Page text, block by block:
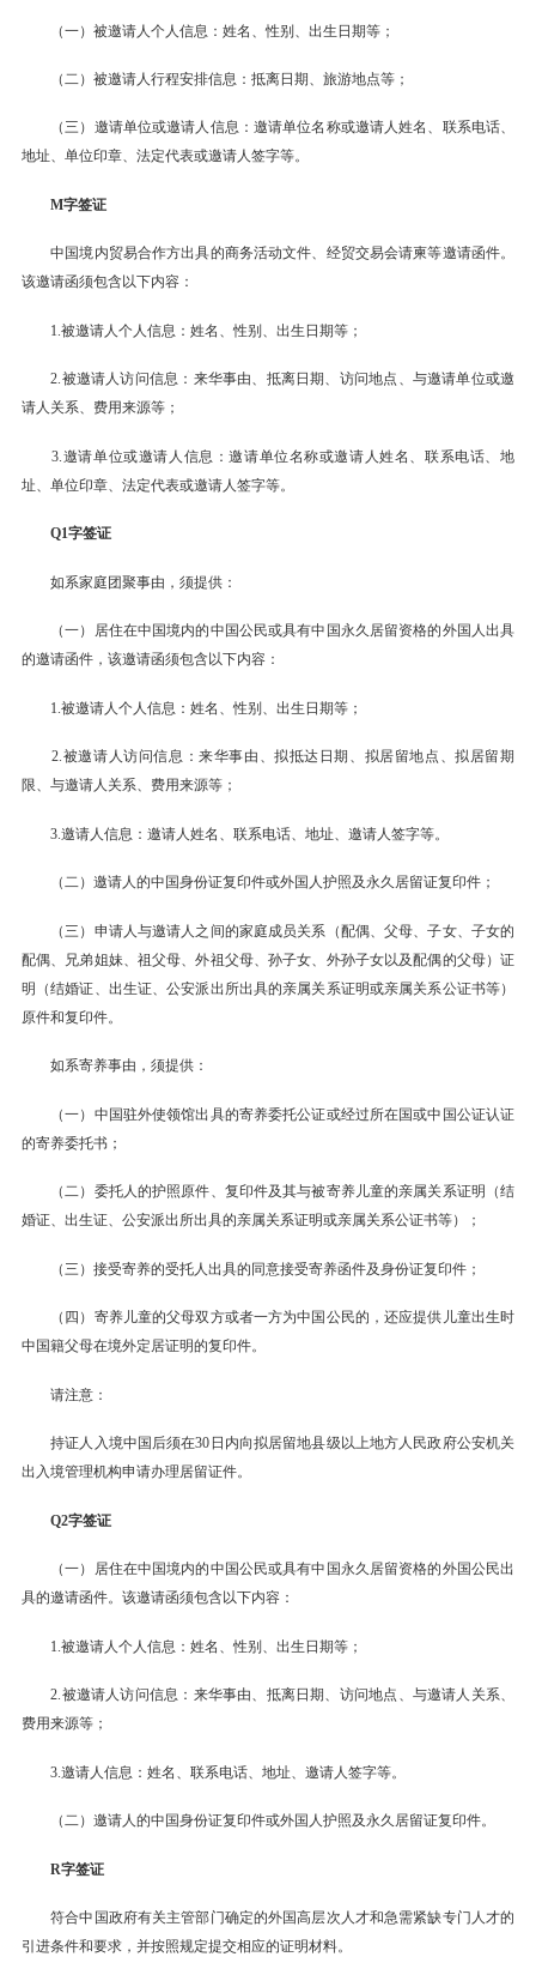
（一）被邀请人个人信息：姓名、性别、出生日期等；
（二）被邀请人行程安排信息：抵离日期、旅游地点等；
（三）邀请单位或邀请人信息：邀请单位名称或邀请人姓名、联系电话、
地址、单位印章、法定代表或邀请人签字等。
M字签证
中国境内贸易合作方出具的商务活动文件、经贸交易会请柬等邀请函件。
该邀请函须包含以下内容：
1.被邀请人个人信息：姓名、性别、出生日期等；
2.被邀请人访问信息：来华事由、抵离日期、访问地点、与邀请单位或邀
请人关系、费用来源等；
3.邀请单位或邀请人信息：邀请单位名称或邀请人姓名、联系电话、地
址、单位印章、法定代表或邀请人签字等。
Q1字签证
如系家庭团聚事由，须提供：
（一）居住在中国境内的中国公民或具有中国永久居留资格的外国人出具
的邀请函件，该邀请函须包含以下内容：
1.被邀请人个人信息：姓名、性别、出生日期等；
2.被邀请人访问信息：来华事由、拟抵达日期、拟居留地点、拟居留期
限、与邀请人关系、费用来源等；
3.邀请人信息：邀请人姓名、联系电话、地址、邀请人签字等。
（二）邀请人的中国身份证复印件或外国人护照及永久居留证复印件；
（三）申请人与邀请人之间的家庭成员关系（配偶、父母、子女、子女的
配偶、兄弟姐妹、祖父母、外祖父母、孙子女、外孙子女以及配偶的父母）证
明（结婚证、出生证、公安派出所出具的亲属关系证明或亲属关系公证书等）
原件和复印件。
如系寄养事由，须提供：
（一）中国驻外使领馆出具的寄养委托公证或经过所在国或中国公证认证
的寄养委托书；
（二）委托人的护照原件、复印件及其与被寄养儿童的亲属关系证明（结
婚证、出生证、公安派出所出具的亲属关系证明或亲属关系公证书等）；
（三）接受寄养的受托人出具的同意接受寄养函件及身份证复印件；
（四）寄养儿童的父母双方或者一方为中国公民的，还应提供儿童出生时
中国籍父母在境外定居证明的复印件。
请注意：
持证人入境中国后须在30日内向拟居留地县级以上地方人民政府公安机关
出入境管理机构申请办理居留证件。
Q2字签证
（一）居住在中国境内的中国公民或具有中国永久居留资格的外国公民出
具的邀请函件。该邀请函须包含以下内容：
1.被邀请人个人信息：姓名、性别、出生日期等；
2.被邀请人访问信息：来华事由、抵离日期、访问地点、与邀请人关系、
费用来源等；
3.邀请人信息：姓名、联系电话、地址、邀请人签字等。
（二）邀请人的中国身份证复印件或外国人护照及永久居留证复印件。
R字签证
符合中国政府有关主管部门确定的外国高层次人才和急需紧缺专门人才的
引进条件和要求，并按照规定提交相应的证明材料。